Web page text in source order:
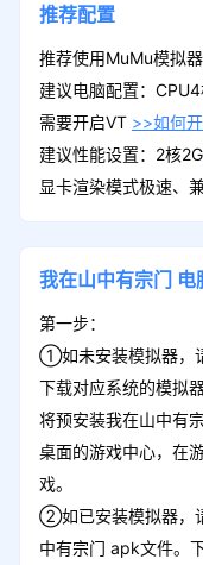
推荐配置
推荐使用MuMu模拟
建议电脑配置：
需要开启VT >>如何
建议性能设置：2核2G
显卡渲染模式极速、
我在山中有宗门 电
第一步：
①如未安装模拟器，
下载对应系统的模拟
将预安装我在山中有
桌面的游戏中心，在
戏。
②如已安装模拟器，
中有宗门 apk文件。